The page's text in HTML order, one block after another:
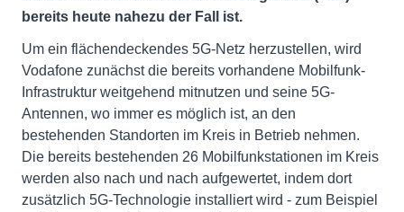
bereits heute nahezu der Fall ist.
Um ein flächendeckendes 5G-Netz herzustellen, wird
Vodafone zunächst die bereits vorhandene Mobilfunk-
Infrastruktur weitgehend mitnutzen und seine 5G-
Antennen, wo immer es möglich ist, an den
bestehenden Standorten im Kreis in Betrieb nehmen.
Die bereits bestehenden 26 Mobilfunkstationen im Kreis
werden also nach und nach aufgewertet, indem dort
zusätzlich 5G-Technologie installiert wird - zum Beispiel